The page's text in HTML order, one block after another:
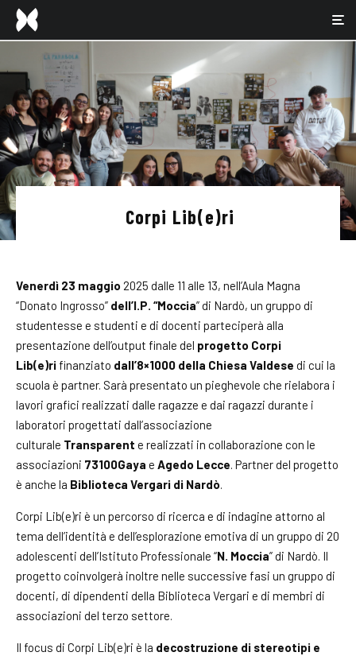
Corpi Lib(e)ri
Venerdì 23 maggio 2025 dalle 11 alle 13, nell’Aula Magna
“Donato Ingrosso” dell’I.P. “Moccia” di Nardò, un gruppo di
studentesse e studenti e di docenti parteciperà alla
presentazione dell’output finale del progetto Corpi
Lib(e)ri finanziato dall’8×1000 della Chiesa Valdese di cui la
scuola è partner. Sarà presentato un pieghevole che rielabora i
lavori grafici realizzati dalle ragazze e dai ragazzi durante i
laboratori progettati dall’associazione
culturale Transparent e realizzati in collaborazione con le
associazioni 73100Gaya e Agedo Lecce. Partner del progetto
è anche la Biblioteca Vergari di Nardò.
Corpi Lib(e)ri è un percorso di ricerca e di indagine attorno al
tema dell’identità e dell’esplorazione emotiva di un gruppo di 20
adolescenti dell’Istituto Professionale “N. Moccia” di Nardò. Il
progetto coinvolgerà inoltre nelle successive fasi un gruppo di
docenti, di dipendenti della Biblioteca Vergari e di membri di
associazioni del terzo settore.
Il focus di Corpi Lib(e)ri è la decostruzione di stereotipi e